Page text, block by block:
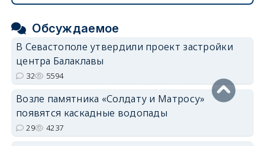
Обсуждаемое
В Севастополе утвердили проект застройки
центра Балаклавы
32 5594
Возле памятника «Солдату и Матросу»
появятся каскадные водопады
29 4237